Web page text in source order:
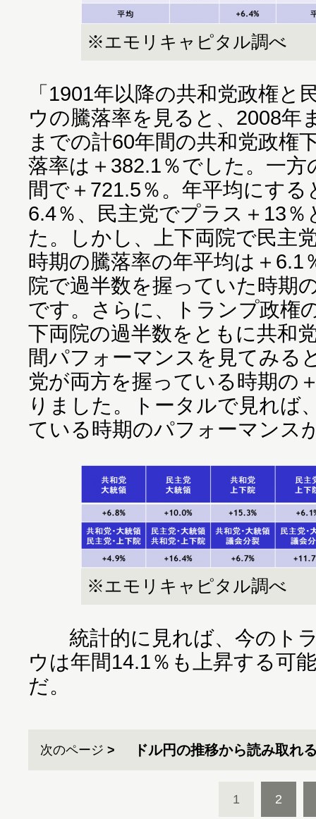
※エモリキャピタル調べ
「1901年以降の共和党政権と
ウの騰落率を見ると、2008年
までの計60年間の共和党政権
落率は＋382.1％でした。一方
間で＋721.5％。年平均にする
6.4％、民主党でプラス＋13
た。しかし、上下両院で民主
時期の騰落率の年平均は＋6.1
院で過半数を握っていた時期
です。さらに、トランプ政権
下両院の過半数をともに共和
間パフォーマンスを見てみる
党が両方を握っている時期の
りました。トータルで見れば
ている時期のパフォーマンス
※エモリキャピタル調べ
統計的に見れば、今のトラ
ウは年間14.1％も上昇する可
だ。
次のページ ドル円の推移から読み取れ
1 2